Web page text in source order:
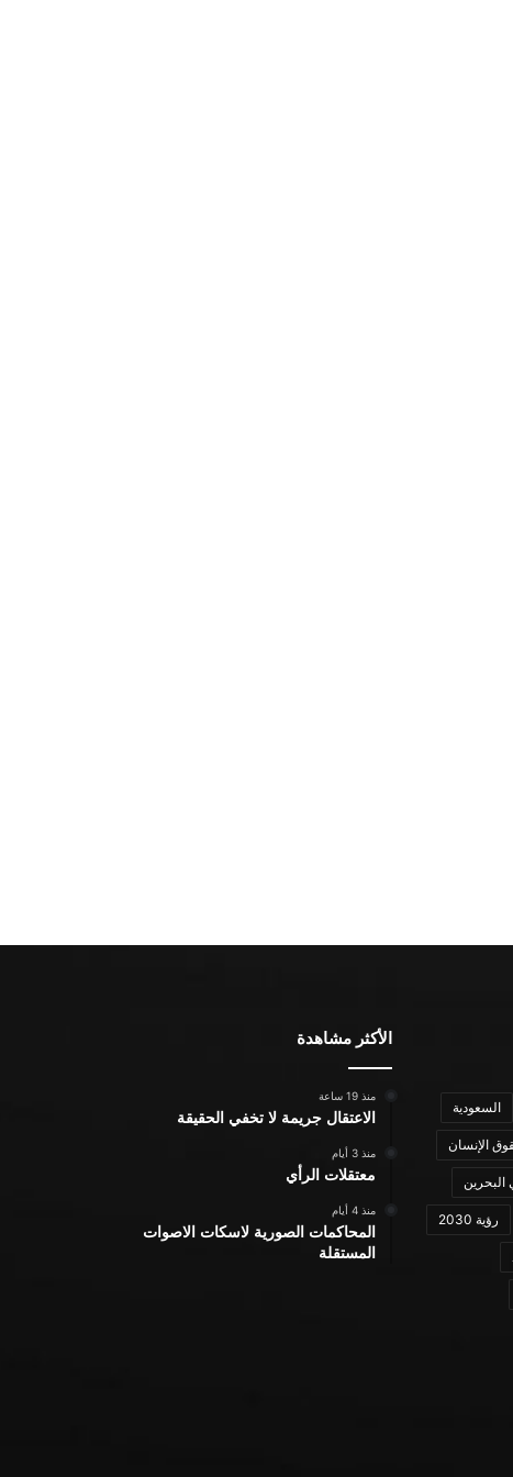
السعودية
الإنسان
رؤية 2030
الأكثر مشاهدة
منذ 19 ساعة
الاعتقال جريمة لا تخفي الحقيقة
منذ 3 أيام
معتقلات الرأي
منذ 4 أيام
المحاكمات الصورية لاسكات الاصوات
المستقلة